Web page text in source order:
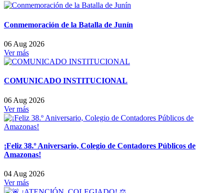
Conmemoración de la Batalla de Junín
06 Aug 2026
Ver más
COMUNICADO INSTITUCIONAL
06 Aug 2026
Ver más
¡Feliz 38.º Aniversario, Colegio de Contadores Públicos de
Amazonas!
04 Aug 2026
Ver más